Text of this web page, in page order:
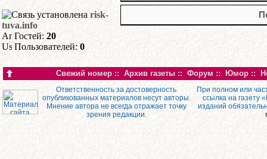
risk-
tuva.info
Гостей: 20
Пользователей: 0
Свежий номер :: Архив газеты :: Форум :: Юмор ::
Ответственность за достоверность
опубликованных материалов несут авторы.
Мнение автора не всегда отражает точку
зрения редакции.
При полном или
ссылка на газету
изданий